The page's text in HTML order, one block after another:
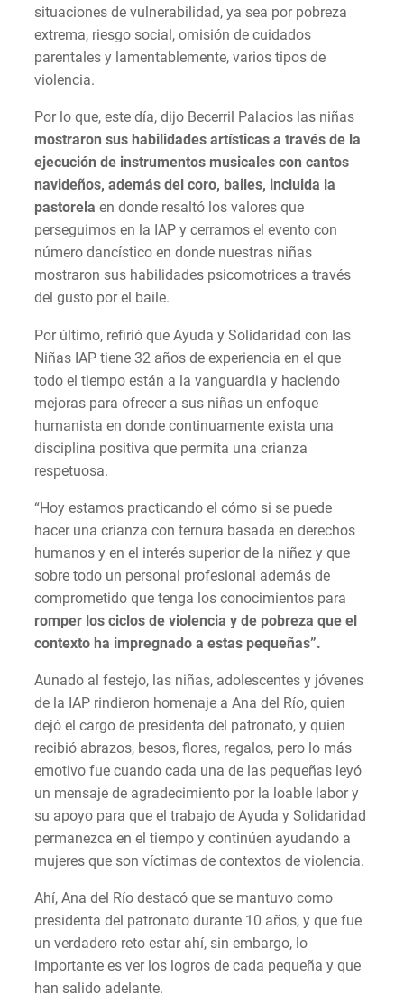
situaciones de vulnerabilidad, ya sea por pobreza
extrema, riesgo social, omisión de cuidados
parentales y lamentablemente, varios tipos de
violencia.
Por lo que, este día, dijo Becerril Palacios las niñas
mostraron sus habilidades artísticas a través de la
ejecución de instrumentos musicales con cantos
navideños, además del coro, bailes, incluida la
pastorela en donde resaltó los valores que
perseguimos en la IAP y cerramos el evento con
número dancístico en donde nuestras niñas
mostraron sus habilidades psicomotrices a través
del gusto por el baile.
Por último, refirió que Ayuda y Solidaridad con las
Niñas IAP tiene 32 años de experiencia en el que
todo el tiempo están a la vanguardia y haciendo
mejoras para ofrecer a sus niñas un enfoque
humanista en donde continuamente exista una
disciplina positiva que permita una crianza
respetuosa.
“Hoy estamos practicando el cómo si se puede
hacer una crianza con ternura basada en derechos
humanos y en el interés superior de la niñez y que
sobre todo un personal profesional además de
comprometido que tenga los conocimientos para
romper los ciclos de violencia y de pobreza que el
contexto ha impregnado a estas pequeñas”.
Aunado al festejo, las niñas, adolescentes y jóvenes
de la IAP rindieron homenaje a Ana del Río, quien
dejó el cargo de presidenta del patronato, y quien
recibió abrazos, besos, flores, regalos, pero lo más
emotivo fue cuando cada una de las pequeñas leyó
un mensaje de agradecimiento por la loable labor y
su apoyo para que el trabajo de Ayuda y Solidaridad
permanezca en el tiempo y continúen ayudando a
mujeres que son víctimas de contextos de violencia.
Ahí, Ana del Río destacó que se mantuvo como
presidenta del patronato durante 10 años, y que fue
un verdadero reto estar ahí, sin embargo, lo
importante es ver los logros de cada pequeña y que
han salido adelante.